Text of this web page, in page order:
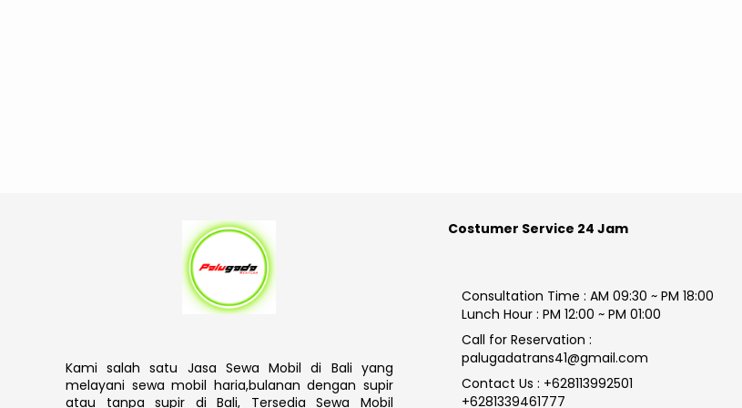
Kami salah satu Jasa Sewa Mobil di Bali yang
melayani sewa mobil haria,bulanan dengan supir
atau tanpa supir di Bali, Tersedia Sewa Mobil
Costumer Service 24 Jam
Consultation Time : AM 09:30 ~ PM 18:00
Lunch Hour : PM 12:00 ~ PM 01:00
Call for Reservation :
palugadatrans41@gmail.com
Contact Us : +628113992501
+6281339461777